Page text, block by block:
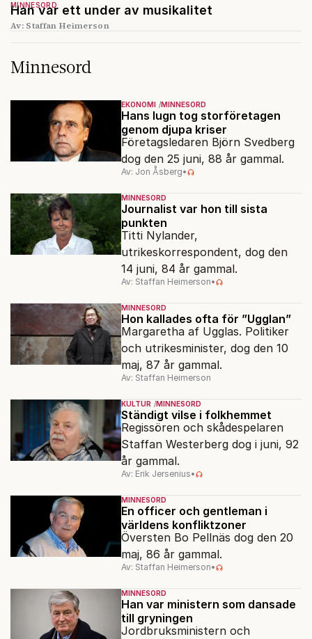
Han var ett under av musikalitet
MINNESORD
Av: Staffan Heimerson
Minnesord
EKONOMI MINNESORD
Hans lugn tog storföretagen
genom djupa kriser
Företagsledaren Björn Svedberg
dog den 25 juni, 88 år gammal.
Av: Jon Åsberg•
MINNESORD
Journalist var hon till sista
punkten
Titti Nylander,
utrikeskorrespondent, dog den
14 juni, 84 år gammal.
Av: Staffan Heimerson•
MINNESORD
Hon kallades ofta för ”Ugglan”
Margaretha af Ugglas. Politiker
och utrikesminister, dog den 10
maj, 87 år gammal.
Av: Staffan Heimerson
KULTUR MINNESORD
Ständigt vilse i folkhemmet
Regissören och skådespelaren
Staffan Westerberg dog i juni, 92
år gammal.
Av: Erik Jersenius•
MINNESORD
En officer och gentleman i
världens konfliktzoner
Översten Bo Pellnäs dog den 20
maj, 86 år gammal.
Av: Staffan Heimerson•
MINNESORD
Han var ministern som dansade
till gryningen
Jordbruksministern och